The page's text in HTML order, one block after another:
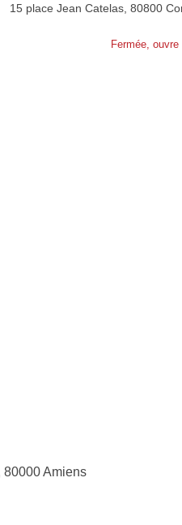
15 place Jean Catelas,80800
Fermée,
80000 Amiens